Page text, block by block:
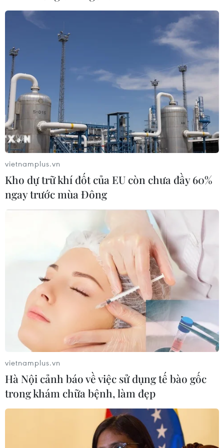
#VCCI
#Kiểm soát hiệu quả dịch bệnh
#Hỗ trợ doanh nghiệp
#ngân hàng
#logistics #bình thường mới
Theo dõi VietnamPlus
TIN LIÊN QUAN
vietnamplus.vn
Kho dự trữ khí đốt của EU còn chưa đầy 60%
ngay trước mùa Đông
vietnamplus.vn
Hà Nội cảnh báo về việc sử dụng tế bào gốc
trong khám chữa bệnh, làm đẹp